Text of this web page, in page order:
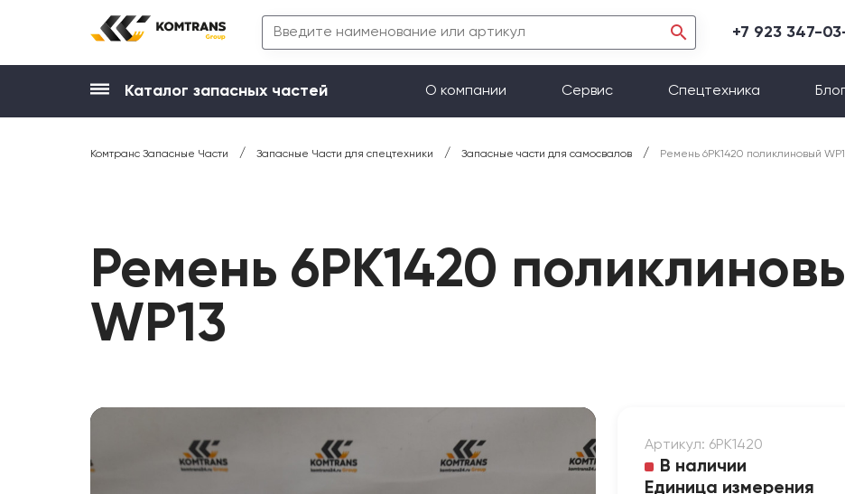
+7 923 347-
Каталог запасных частей О компании Сервис Спецтехника Блог
Комтранс Запасные Части / Запасные Части для спецтехники / Запасные части для самосвалов / Ремень 6PK1420 поликлиновый
Ремень 6PK1420
WP13
Артикул: 6PK1420
В наличии
Единица измерения